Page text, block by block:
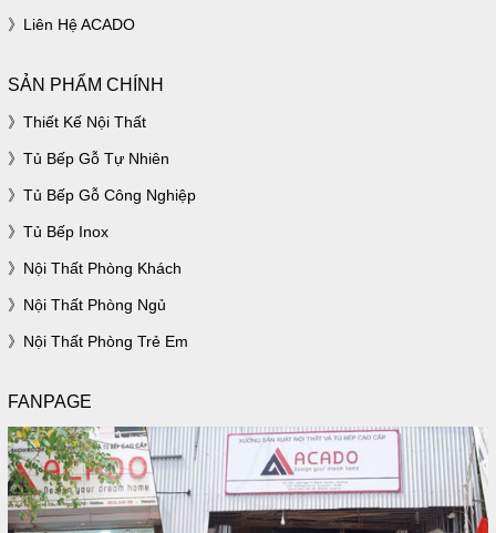
Liên Hệ ACADO
SẢN PHẨM CHÍNH
Thiết Kế Nội Thất
Tủ Bếp Gỗ Tự Nhiên
Tủ Bếp Gỗ Công Nghiệp
Tủ Bếp Inox
Nội Thất Phòng Khách
Nội Thất Phòng Ngủ
Nội Thất Phòng Trẻ Em
FANPAGE